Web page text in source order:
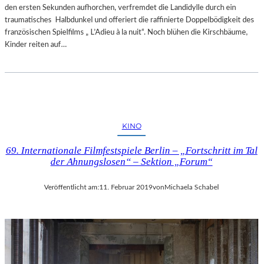
den ersten Sekunden aufhorchen, verfremdet die Landidylle durch ein
traumatisches Halbdunkel und offeriert die raffinierte Doppelbödigkeit des
französischen Spielfilms „ L’Adieu à la nuit“. Noch blühen die Kirschbäume,
Kinder reiten auf…
KINO
69. Internationale Filmfestspiele Berlin – „Fortschritt im Tal
der Ahnungslosen“ – Sektion „Forum“
Veröffentlicht am:11. Februar 2019vonMichaela Schabel